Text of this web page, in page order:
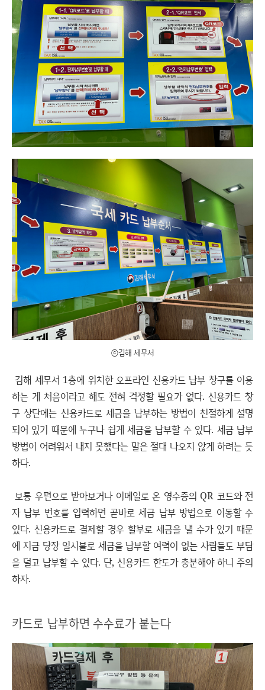
ⓒ김해 세무서
김해 세무서 1층에 위치한 오프라인 신용카드 납부 창구를 이용
하는 게 처음이라고 해도 전혀 걱정할 필요가 없다. 신용카드 창
구 상단에는 신용카드로 세금을 납부하는 방법이 친절하게 설명
되어 있기 때문에 누구나 쉽게 세금을 납부할 수 있다. 세금 납부
방법이 어려워서 내지 못했다는 말은 절대 나오지 않게 하려는 듯
하다.
보통 우편으로 받아보거나 이메일로 온 영수증의 QR 코드와 전
자 납부 번호를 입력하면 곧바로 세금 납부 방법으로 이동할 수
있다. 신용카드로 결제할 경우 할부로 세금을 낼 수가 있기 때문
에 지금 당장 일시불로 세금을 납부할 여력이 없는 사람들도 부담
을 덜고 납부할 수 있다. 단, 신용카드 한도가 충분해야 하니 주의
하자.
카드로 납부하면 수수료가 붙는다